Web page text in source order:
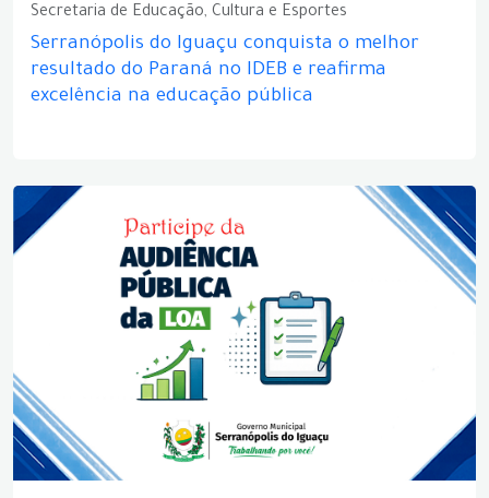
Secretaria de Educação, Cultura e Esportes
Serranópolis do Iguaçu conquista o melhor
resultado do Paraná no IDEB e reafirma
excelência na educação pública